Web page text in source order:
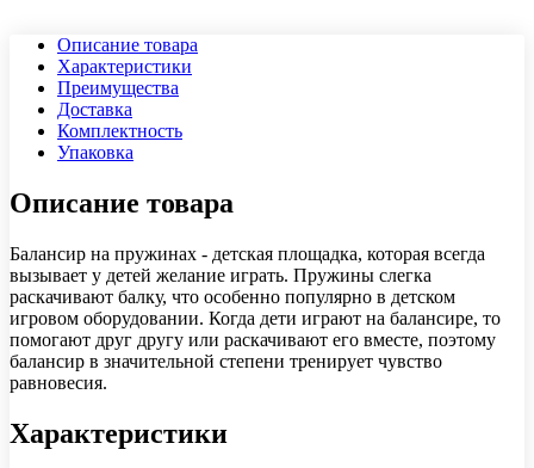
Описание товара
Характеристики
Преимущества
Доставка
Комплектность
Упаковка
Описание товара
Балансир на пружинах - детская площадка, которая всегда
вызывает у детей желание играть. Пружины слегка
раскачивают балку, что особенно популярно в детском
игровом оборудовании. Когда дети играют на балансире, то
помогают друг другу или раскачивают его вместе, поэтому
балансир в значительной степени тренирует чувство
равновесия.
Характеристики